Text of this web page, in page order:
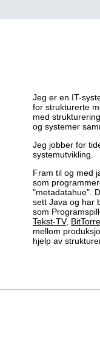
Jeg er en IT-
for strukturerte
med
og systemer
Jeg jobber for
systemutvikling.
Fram til og med
som
"metadatahue".
sett Java og har
som
Tekst-TV,
mellom
hjelp av